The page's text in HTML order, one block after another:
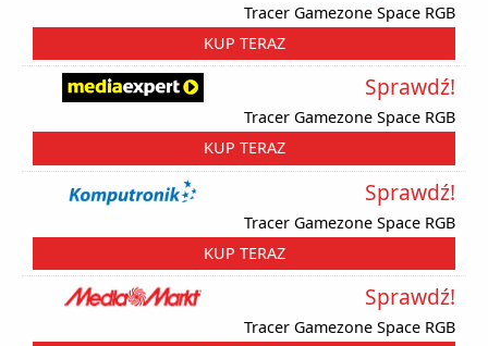
Tracer Gamezone Space RGB
KUP TERAZ
Tracer Gamezone Space RGB
Sprawdź!
KUP TERAZ
Tracer Gamezone Space RGB
Sprawdź!
KUP TERAZ
Tracer Gamezone Space RGB
Sprawdź!